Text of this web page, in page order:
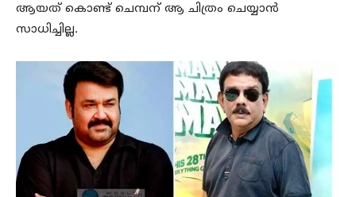
ആയത് കൊണ്ട് ചെമ്പന് ആ ചിത്രം ചെയ്യാൻ
സാധിച്ചില്ല.